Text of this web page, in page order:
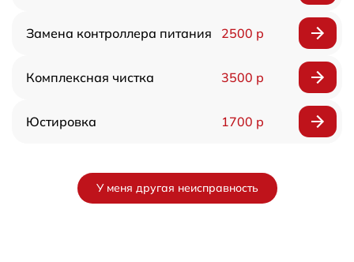
Замена контроллера питания 2500 р
Комплексная чистка 3500 р
Юстировка 1700 р
У меня другая неисправность